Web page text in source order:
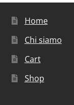
Home
Chi siamo
Cart
Shop